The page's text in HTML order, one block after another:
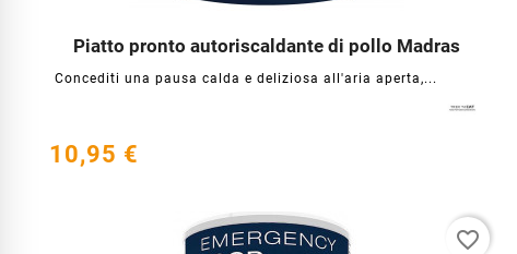
Piatto pronto autoriscaldante di pollo Madras
Concediti una pausa calda e deliziosa all'aria aperta,...
   
10,95 €
favorite_border